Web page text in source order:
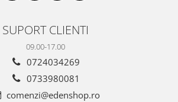
SUPORT CLIENTI
09.00-17.00
0724034269
0733980081
comenzi@edenshop.ro